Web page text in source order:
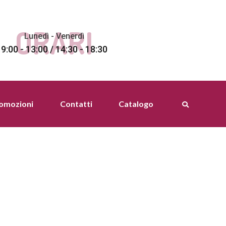
ORARI
Lunedì - Venerdì
9:00 - 13:00 / 14:30 - 18:30
Contatti Catalogo